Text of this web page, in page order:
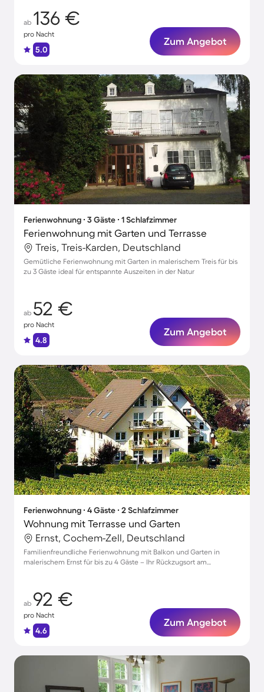
ab 136 €
pro Nacht
5.0
Zum Angebot
Ferienwohnung ∙ 3 Gäste ∙ 1 Schlafzimmer
Ferienwohnung mit Garten und Terrasse
Treis, Treis-Karden, Deutschland
Gemütliche Ferienwohnung mit Garten in malerischem Treis für bis
zu 3 Gäste ideal für entspannte Auszeiten in der Natur
ab 52 €
pro Nacht
4.8
Zum Angebot
Ferienwohnung ∙ 4 Gäste ∙ 2 Schlafzimmer
Wohnung mit Terrasse und Garten
Ernst, Cochem-Zell, Deutschland
Familienfreundliche Ferienwohnung mit Balkon und Garten in
malerischem Ernst für bis zu 4 Gäste – Ihr Rückzugsort am
ab 92 €
pro Nacht
4.6
Zum Angebot